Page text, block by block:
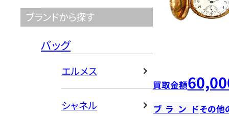
ブランドから探す
バッグ
エルメス
シャネル
買取金額
ブランドその他